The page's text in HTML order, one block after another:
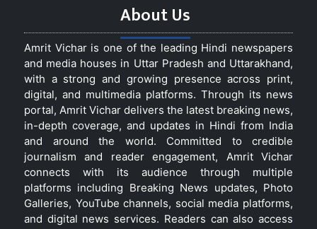
About Us
Amrit Vichar is one of the leading Hindi newspapers
and media houses in Uttar Pradesh and Uttarakhand,
with a strong and growing presence across print,
digital, and multimedia platforms. Through its news
portal, Amrit Vichar delivers the latest breaking news,
in-depth coverage, and updates in Hindi from India
and around the world. Committed to credible
journalism and reader engagement, Amrit Vichar
connects with its audience through multiple
platforms including Breaking News updates, Photo
Galleries, YouTube channels, social media platforms,
and digital news services. Readers can also access